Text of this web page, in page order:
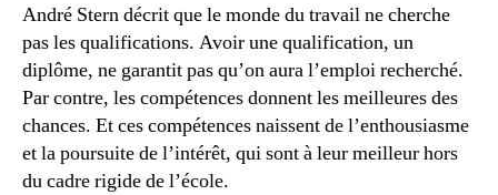
André Stern décrit que le monde du travail ne cherche
pas les qualifications. Avoir une qualification, un
diplôme, ne garantit pas qu’on aura l’emploi recherché.
Par contre, les compétences donnent les meilleures des
chances. Et ces compétences naissent de l’enthousiasme
et la poursuite de l’intérêt, qui sont à leur meilleur hors
du cadre rigide de l’école.